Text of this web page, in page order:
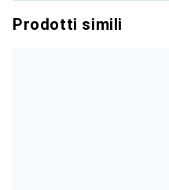
Prodotti simili